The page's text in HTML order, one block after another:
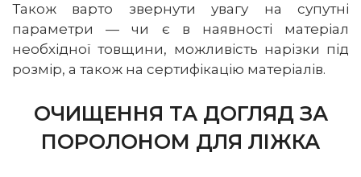
Також варто звернути увагу на супутні
параметри — чи є в наявності матеріал
необхідної товщини, можливість нарізки під
розмір, а також на сертифікацію матеріалів.
ОЧИЩЕННЯ ТА ДОГЛЯД ЗА
ПОРОЛОНОМ ДЛЯ ЛІЖКА